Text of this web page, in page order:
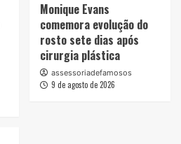
Monique Evans
comemora evolução do
rosto sete dias após
cirurgia plástica
assessoriadefamosos
9 de agosto de 2026